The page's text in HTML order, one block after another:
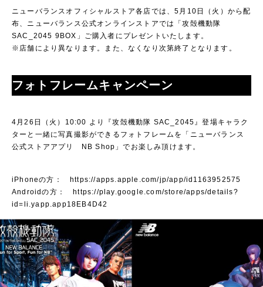
ニューバランスオフィシャルストア各店では、5月10日（火）から配
布、ニューバランス公式オンラインストアでは「攻殻機動隊
SAC_2045 9BOX」ご購入者にプレゼントいたします。
※店舗により異なります。また、なくなり次第終了となります。
フォトフレームキャンペーン
4月26日（火）10:00 より『攻殻機動隊 SAC_2045』登場キャラク
ターと一緒に写真撮影ができるフォトフレームを「ニューバランス
公式ストアアプリ NB Shop」でお楽しみ頂けます。
iPhoneの方： https://apps.apple.com/jp/app/id1163952575
Androidの方： https://play.google.com/store/apps/details?
id=li.yapp.app18EB4D42